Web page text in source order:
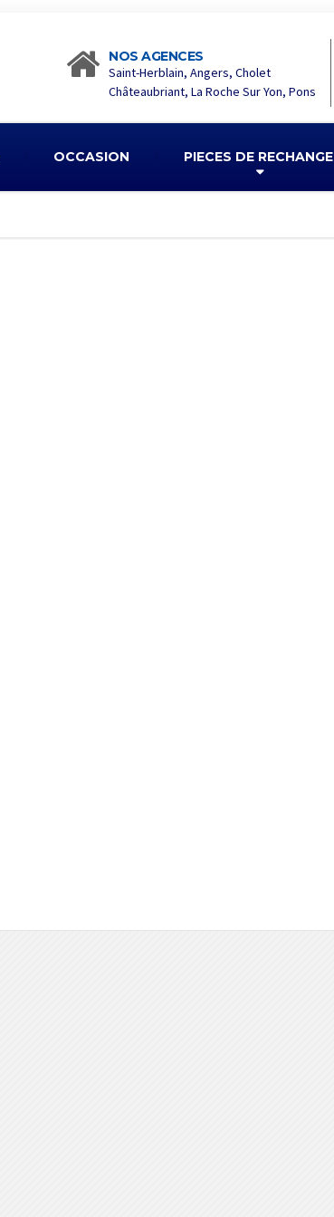
NOS AGENCES
Saint-Herblain, Angers, Cholet
Châteaubriant, La Roche Sur Yon, Pons
OCCASION PIECES DE RECHANGE